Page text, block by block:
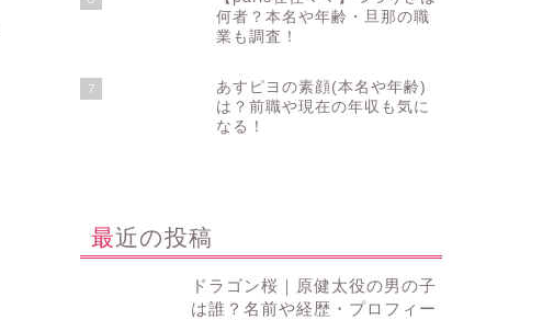
何者？本名や年齢・旦那の職
業も調査！
7
あすピヨの素顔(本名や年齢)
は？前職や現在の年収も気に
なる！
最近の投稿
ドラゴン桜｜原健太役の男の子
は誰？名前や経歴・プロフィー